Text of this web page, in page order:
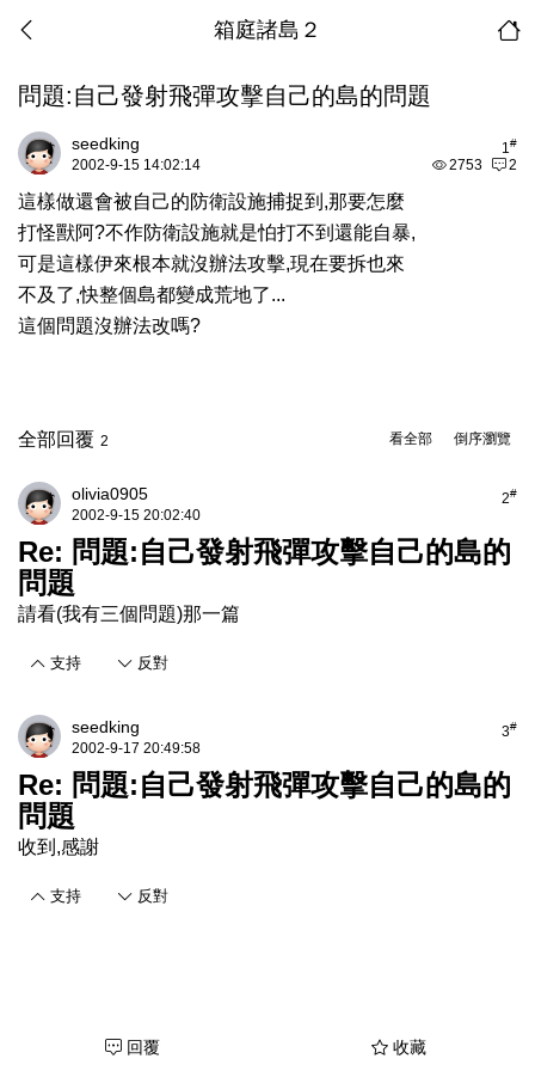
箱庭諸島２
問題:自己發射飛彈攻擊自己的島的問題
1#
seedking
2753 2
2002-9-15 14:02:14
這樣做還會被自己的防衛設施捕捉到,那要怎麼
打怪獸阿?不作防衛設施就是怕打不到還能自暴,
可是這樣伊來根本就沒辦法攻擊,現在要拆也來
不及了,快整個島都變成荒地了...
這個問題沒辦法改嗎?
倒序瀏覽
看全部
全部回覆 2
2#
olivia0905
2002-9-15 20:02:40
Re: 問題:自己發射飛彈攻擊自己的島的
問題
請看(我有三個問題)那一篇
支持 反對
3#
seedking
2002-9-17 20:49:58
Re: 問題:自己發射飛彈攻擊自己的島的
問題
收到,感謝
支持 反對
回覆 收藏